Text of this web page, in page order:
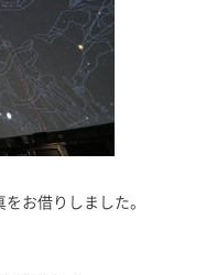
お借りしました。